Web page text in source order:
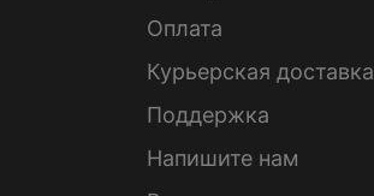
Оплата
Курьерская доставка
Поддержка
Напишите нам